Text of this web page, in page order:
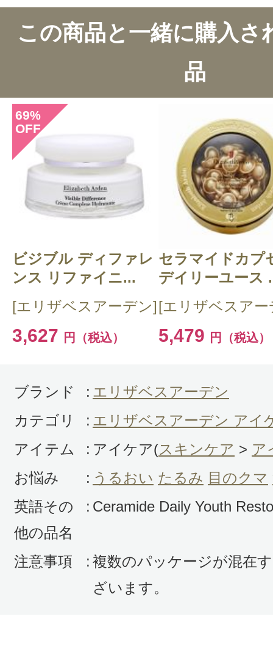
この商品のクチコミ
19件のレビュー
投稿日：2025年03月
ミミ母 様 ／60代以上
感じた効能：うるおい/低刺激・敏感
コールフリー
イリーユース リストリング アイセ
science of beauty の一言に尽きます
燥からの小じわを改善してくれる
役
ニャンコ先生 様／50
感じた効能：うるおい/目のクマ
この商品と一緒に購入さ
品
69%
OFF
ビジブル ディファレ
ンス リファイニ...
[エリザベスアーデン]
3,627 円（税込）
セラマイドカプ
デイリーユース
[エリザベスアー
5,479 円（税込）
ブランド : エリザベスアーデン
カテゴリ
: エリザベスアーデン アイ
アイテム
: アイケア(スキンケア > ア
お悩み
: うるおい たるみ 目のクマ
英語その
他の品名
: Ceramide Daily Youth
注意事項 : 複数のパッケージが混在
ざいます。